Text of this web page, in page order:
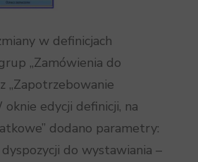
w definicjach
„Zamówienia do
„Zapotrzebowanie
edycji definicji, na
dodano parametry:
do wystawiania –